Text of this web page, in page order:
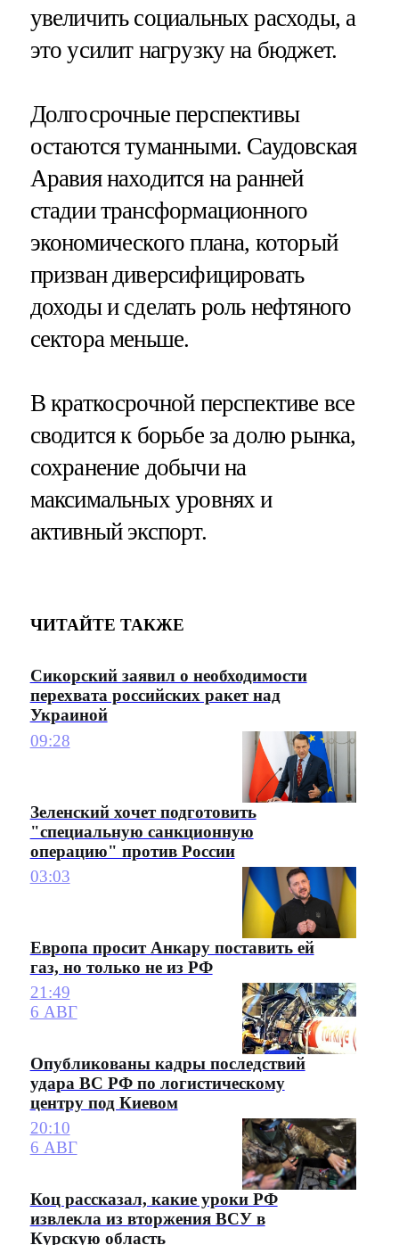
увеличить социальных расходы, а
это усилит нагрузку на бюджет.
Долгосрочные перспективы
остаются туманными. Саудовская
Аравия находится на ранней
стадии трансформационного
экономического плана, который
призван диверсифицировать
доходы и сделать роль нефтяного
сектора меньше.
В краткосрочной перспективе все
сводится к борьбе за долю рынка,
сохранение добычи на
максимальных уровнях и
активный экспорт.
ЧИТАЙТЕ ТАКЖЕ
Сикорский заявил о необходимости
перехвата российских ракет над
Украиной
09:28
Зеленский хочет подготовить
"специальную санкционную
операцию" против России
03:03
Европа просит Анкару поставить ей
газ, но только не из РФ
21:49
6 АВГ
Опубликованы кадры последствий
удара ВС РФ по логистическому
центру под Киевом
20:10
6 АВГ
Коц рассказал, какие уроки РФ
извлекла из вторжения ВСУ в
Курскую область